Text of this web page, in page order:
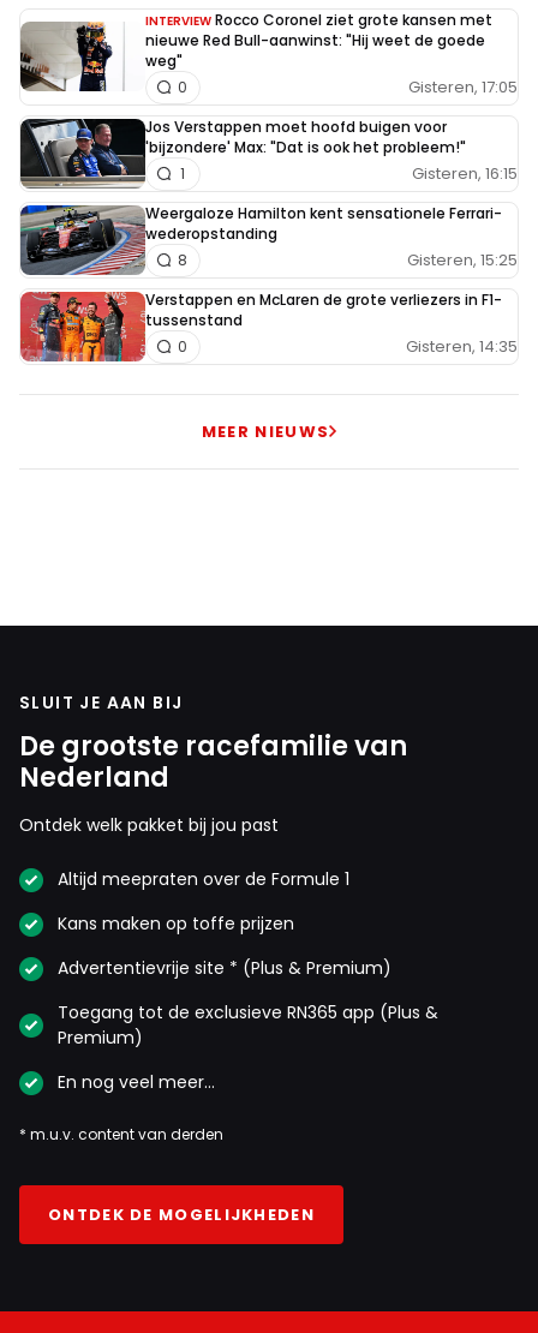
INTERVIEW Rocco Coronel ziet grote kansen met
nieuwe Red Bull-aanwinst: "Hij weet de goede
weg"
Gisteren, 17:05
0
Jos Verstappen moet hoofd buigen voor
'bijzondere' Max: "Dat is ook het probleem!"
Gisteren, 16:15
1
Weergaloze Hamilton kent sensationele Ferrari-
wederopstanding
Gisteren, 15:25
8
Verstappen en McLaren de grote verliezers in F1-
tussenstand
Gisteren, 14:35
0
MEER NIEUWS
SLUIT JE AAN BIJ
De grootste racefamilie van
Nederland
Ontdek welk pakket bij jou past
Altijd meepraten over de Formule 1
Kans maken op toffe prijzen
Advertentievrije site * (Plus & Premium)
Toegang tot de exclusieve RN365 app (Plus &
Premium)
En nog veel meer…
* m.u.v. content van derden
ONTDEK DE MOGELIJKHEDEN